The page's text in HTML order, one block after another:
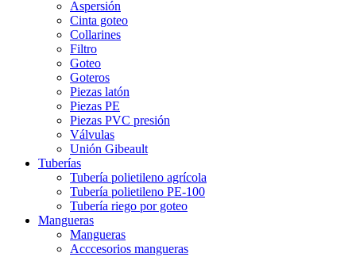
Aspersión
Cinta goteo
Collarines
Filtro
Goteo
Goteros
Piezas latón
Piezas PE
Piezas PVC presión
Válvulas
Unión Gibeault
Tuberías
Tubería polietileno agrícola
Tubería polietileno PE-100
Tubería riego por goteo
Mangueras
Mangueras
Acccesorios mangueras